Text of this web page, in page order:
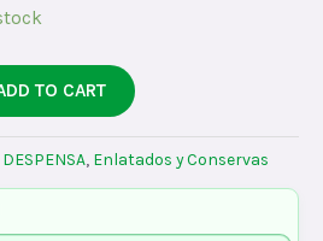
TO CART
DESPENSA, Enlatados y Conservas